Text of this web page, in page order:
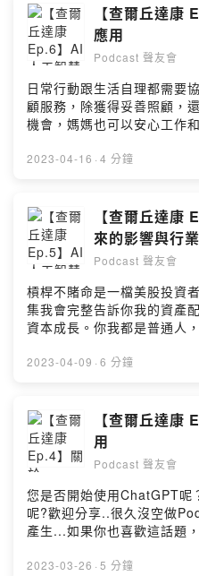
題，歡迎留言，我們繼續
能退⭕邀您加入《聲友會》
@314lksdj⭕專屬《聲友會
https://lin.ee/dFfwjNU⭕小
https://open.firstory.me/
2z05⭕留言告訴我你對這一
https://open.firstory.me/
2z05/comments⭕邀請您加
道：https://
【查爾丘達康
應用
Podcast 聲友會
日常行動跟生活自理都需要
顧服務，除獲得妥善照顧，
機會，媽媽也可以安心工作
https://fstry.pse.is/
題，歡迎留言，我們繼續
能退⭕邀您加入《聲友會》
@314lksdj⭕專屬《聲友會
https://lin.ee/dFfwjNU⭕小
https://open.firstory.me/
2z05⭕留言告訴我你對這一
https://open.firstory.me/
2z05/commentsPowered
2023-04-16 · 4 分鐘
【查爾丘達康
來的影響與行
Podcast 聲友會
槓桿不賭命是一檔美股投資
集我會完整告訴你我的資產
資本成長。你我都是普通人
https://fstry.pse.is/
做什麼呢?歡迎分享..很久
ChatGPT產生...如果你也喜
續....⭕歡迎光臨聲友會‧訂
友會》專屬的LINE@，ID：
的LINE@連結：https://
本節目：
https://open.firstory.me/
2z05⭕留言告訴我你對這一
https://open.firstory.me/
2023-04-09 · 6 分鐘
【查爾丘達康
用
Podcast 聲友會
您是否開始使用ChatGPT
呢?歡迎分享..很久沒空做
產生...如果你也喜歡這話題
的LINE@，ID：
2023-03-26 · 5 分鐘